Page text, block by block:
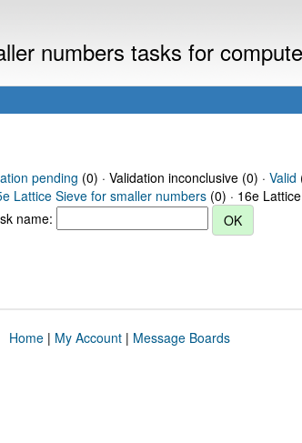
numbers tasks for
pending (0) · Validation inconclusive (0) · Valid
Lattice Sieve for smaller numbers (0) · 16e
name:
Home| My Account| Message Boards